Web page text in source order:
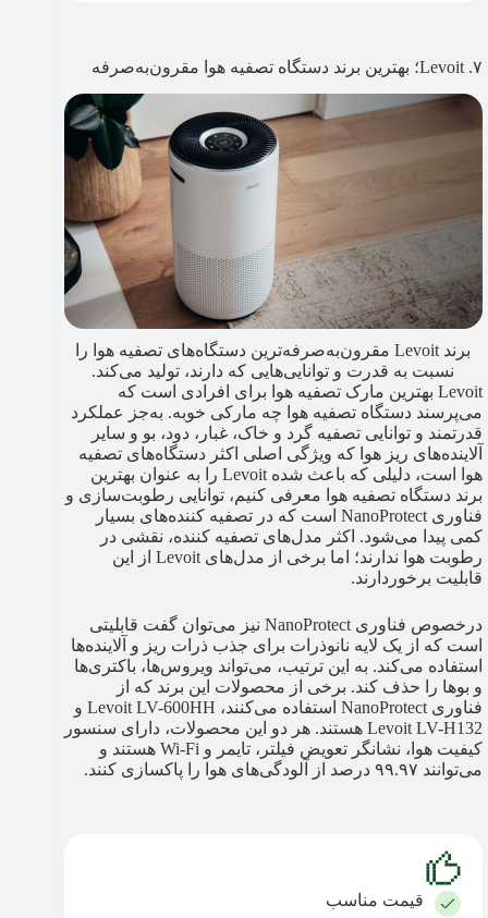
۷. Levoit؛ بهترین برند دستگاه تصفیه هوا مقرون‌به‌صرفه
برند Levoit مقرون‌به‌صرفه‌ترین دستگاه‌های تصفیه هوا را
نسبت به قدرت و توانایی‌هایی که دارند، تولید می‌کند.
Levoit بهترین مارک تصفیه هوا برای افرادی است که
می‌پرسند دستگاه تصفیه هوا چه مارکی خوبه. به‌جز عملکرد
قدرتمند و توانایی تصفیه گرد و خاک، غبار، دود، بو و سایر
آلاینده‌های ریز هوا که ویژگی اصلی اکثر دستگاه‌های تصفیه
هوا است، دلیلی که باعث شده Levoit را به عنوان بهترین
برند دستگاه تصفیه هوا معرفی کنیم، توانایی رطوبت‌سازی و
فناوری NanoProtect است که در تصفیه کننده‌های بسیار
کمی پیدا می‌شود. اکثر مدل‌های تصفیه کننده، نقشی در
رطوبت هوا ندارند؛ اما برخی از مدل‌های Levoit از این
قابلیت برخوردارند.
درخصوص فناوری NanoProtect نیز می‌توان گفت قابلیتی
است که از یک لایه نانوذرات برای جذب ذرات ریز و آلاینده‌ها
استفاده می‌کند. به این ترتیب، می‌تواند ویروس‌ها، باکتری‌ها
و بوها را حذف کند. برخی از محصولات این برند که از
فناوری NanoProtect استفاده می‌کنند، Levoit LV-600HH و
Levoit LV-H132 هستند. هر دو این محصولات، دارای سنسور
کیفیت هوا، نشانگر تعویض فیلتر، تایمر و Wi-Fi هستند و
می‌توانند ۹۹.۹۷ درصد از آلودگی‌های هوا را پاکسازی کنند.
قیمت مناسب